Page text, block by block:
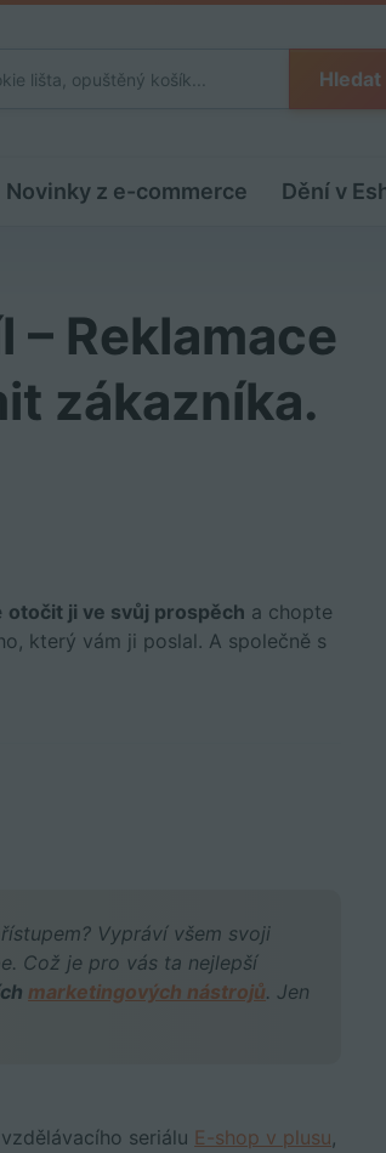
Hledat
Novinky z e-commerce Dění v
– Reklamace
zákazníka.
otočit ji ve svůj prospěch a chopte
který vám ji poslal. A společně s
Vypráví všem svoji
Což je pro vás ta nejlepší
marketingových nástrojů. Jen
seriálu E-shop v plusu,